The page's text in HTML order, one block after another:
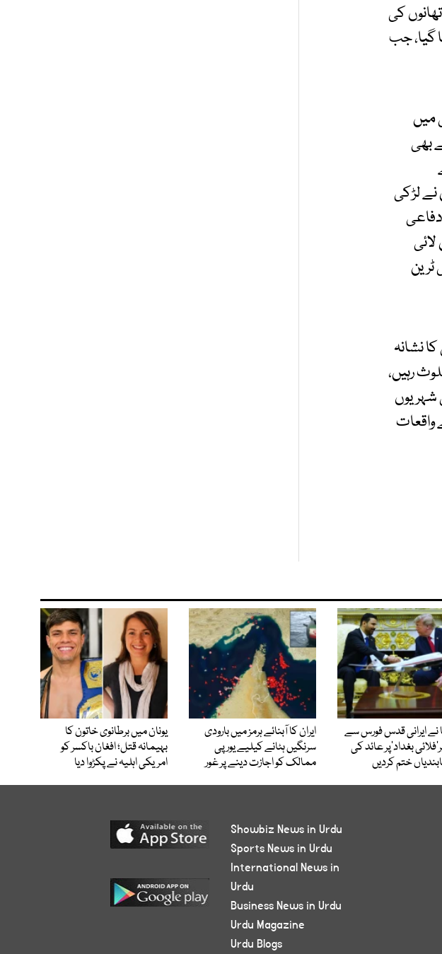
کے مطابق واقعے کی اطلاع ملتے ہی ملزم کے خلاف مقدمہ درج کرکے 4 تھانوں کی
گیا، جب
میں
بھی
نے لڑکی
دفاعی
نشانہ
رہیں،
شہریوں
واقعات
نے ایرانی قدس فورس سے
بغداد‘پر عائد کی
ختم کردیں
ایران کا آبنائے ہرمز میں بارودی
سرنگیں ہٹانے کیلیے یورپی
ممالک کو اجازت دینے پر غور
یونان میں برطانوی خاتون کا
بہیمانہ قتل؛ افغان باکسر کو
امریکی اہلیہ نے پکڑوا دیا
Showbiz News in Urdu
Sports News in Urdu
International News in
Urdu
Business News in Urdu
Urdu Magazine
Urdu Blogs